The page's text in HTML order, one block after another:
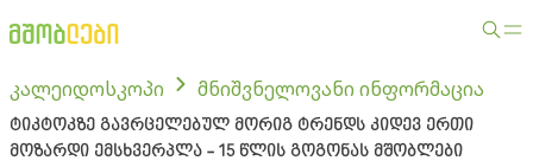
კალეიდოსკოპი მნიშვნელოვანი ინფორმაცია
ტიკტოკზე გავრცელებულ მორიგ ტრენდს კიდევ ერთი
მოზარდი ემსხვერპლა - 15 წლის გოგონას მშობლები